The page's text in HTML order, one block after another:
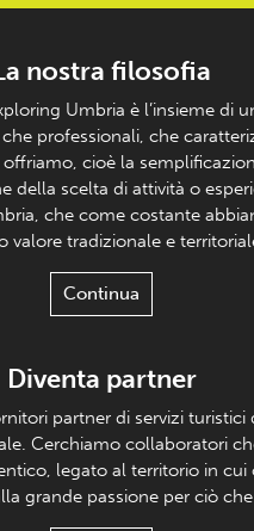
nostra filosofia
Umbria è l’insieme di
professionali, che
offriamo, cioè la
della scelta di attività o
che come costante
valore tradizionale e
Continua
Diventa partner
partner di servizi turistici
Cerchiamo collaboratori
legato al territorio in cui
grande passione per ciò